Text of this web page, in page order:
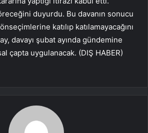
duyurdu. Bu davanın sonucu
katılıp katılamayacağını
davayı şubat ayında gündemine
çapta uygulanacak. (DIŞ HABER)